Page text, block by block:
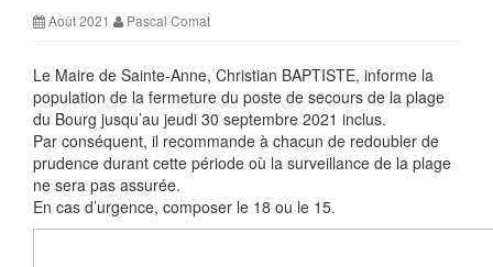
Août 2021 Pascal Comat
Le Maire de Sainte-Anne, Christian BAPTISTE, informe la
population de la fermeture du poste de secours de la plage
du Bourg jusqu’au jeudi 30 septembre 2021 inclus.
Par conséquent, il recommande à chacun de redoubler de
prudence durant cette période où la surveillance de la plage
ne sera pas assurée.
En cas d’urgence, composer le 18 ou le 15.